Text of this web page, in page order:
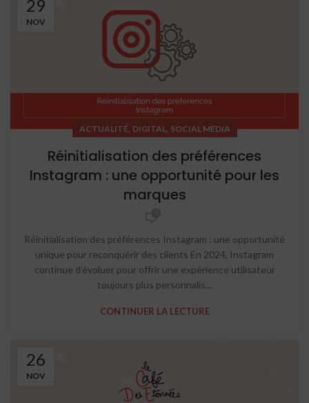
29
NOV
ACTUALITÉ, DIGITAL, SOCIAL MEDIA
Réinitialisation des préférences
Instagram : une opportunité pour les
marques
Réinitialisation des préférences Instagram : une opportunité
unique pour reconquérir des clients En 2024, Instagram
continue d’évoluer pour offrir une expérience utilisateur
toujours plus personnalis...
CONTINUER LA LECTURE
26
NOV